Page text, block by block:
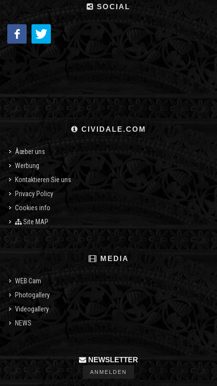
SOCIAL
CIVIDALE.COM
Ãœber uns
Werbung
Kontaktieren Sie uns
Privacy Policy
Cookies info
Site MAP
MEDIA
WEB Cam
Photogallery
Videogallery
NEWS
NEWSLETTER
ANMELDEN